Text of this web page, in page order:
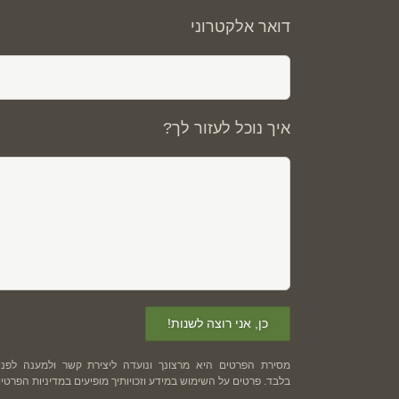
דואר אלקטרוני
איך נוכל לעזור לך?
מסירת הפרטים היא מרצונך ונועדה ליצירת קשר ולמענה
בלבד. פרטים על השימוש במידע וזכויותיך מופיעים במדיניות